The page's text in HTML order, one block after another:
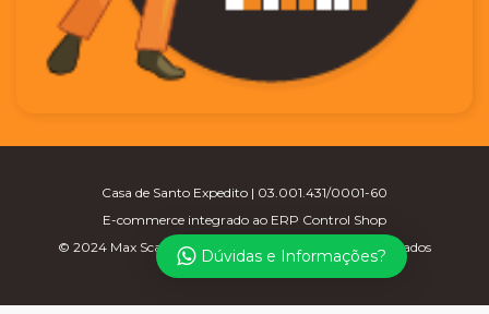
Dúvidas e Informações?
Casa de Santo Expedito | 03.001.431/0001-60
E-commerce integrado ao ERP Control Shop
© 2024 Max Scalla Informática | Todos os direitos reservados